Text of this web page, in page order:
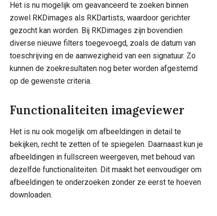
Het is nu mogelijk om geavanceerd te zoeken binnen
zowel RKDimages als RKDartists, waardoor gerichter
gezocht kan worden. Bij RKDimages zijn bovendien
diverse nieuwe filters toegevoegd, zoals de datum van
toeschrijving en de aanwezigheid van een signatuur. Zo
kunnen de zoekresultaten nog beter worden afgestemd
op de gewenste criteria.
Functionaliteiten imageviewer
Het is nu ook mogelijk om afbeeldingen in detail te
bekijken, recht te zetten of te spiegelen. Daarnaast kun je
afbeeldingen in fullscreen weergeven, met behoud van
dezelfde functionaliteiten. Dit maakt het eenvoudiger om
afbeeldingen te onderzoeken zonder ze eerst te hoeven
downloaden.